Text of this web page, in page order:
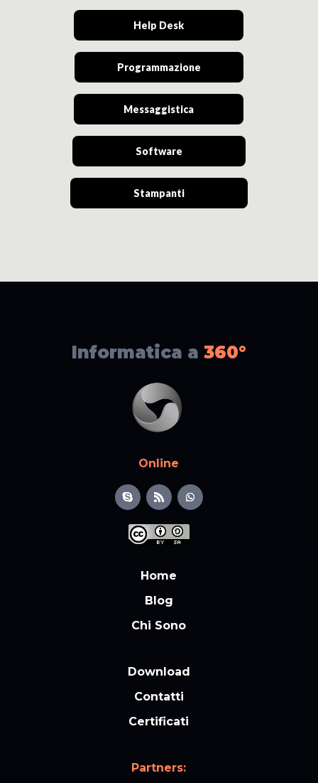
Help Desk
Programmazione
Messaggistica
Software
Stampanti
Informatica a 360°
Online
Home
Blog
Chi Sono
Download
Contatti
Certificati
Partners: